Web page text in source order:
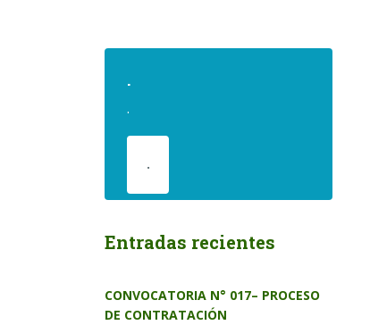
.
.
.
Entradas recientes
CONVOCATORIA N° 017– PROCESO
DE CONTRATACIÓN